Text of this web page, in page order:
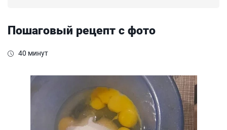
Пошаговый рецепт с фото
40 минут